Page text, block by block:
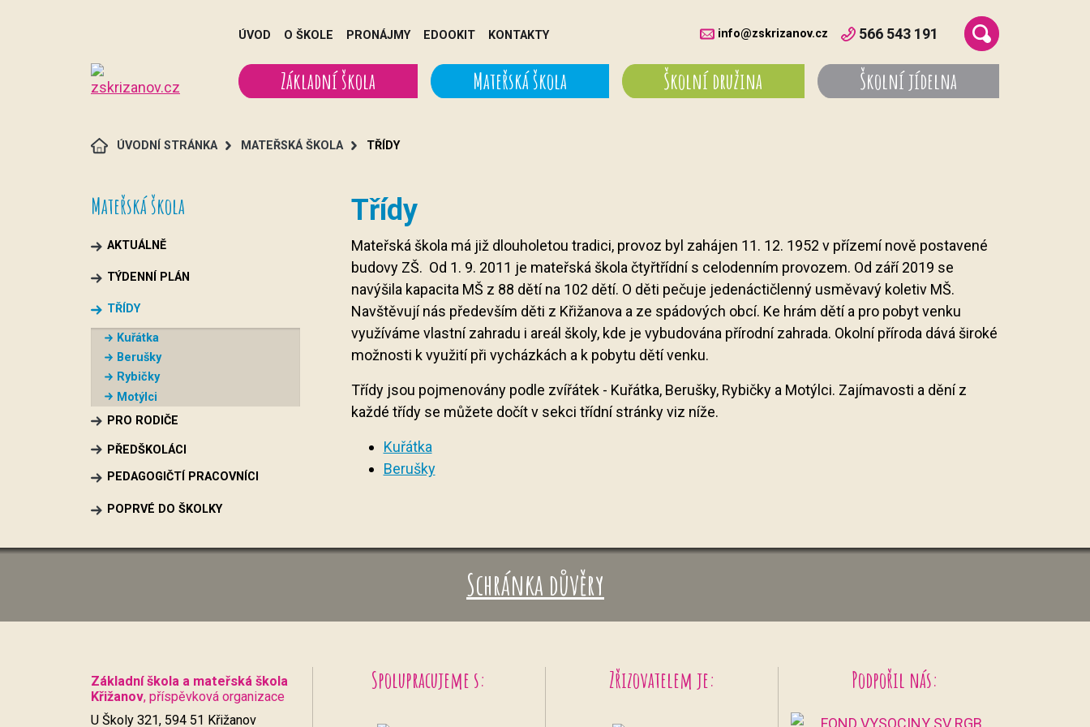
ÚVOD O ŠKOLE PRONÁJMY EDOOKIT KONTAKTY info@zskrizanov.cz 566 543 191
Základní škola Mateřská škola Školní družina Školní jídelna
ÚVODNÍ STRÁNKA MATEŘSKÁ ŠKOLA TŘÍDY
Třídy
Mateřská škola má již dlouholetou tradici, provoz byl zahájen 11. 12. 1952 v přízemí nově postavené
budovy ZŠ. Od 1. 9. 2011 je mateřská škola čtyřtřídní s celodenním provozem. Od září 2019 se
navýšila kapacita MŠ z 88 dětí na 102 dětí. O děti pečuje jedenáctičlenný usměvavý koletiv MŠ.
Navštěvují nás především děti z Křižanova a ze spádových obcí. Ke hrám dětí a pro pobyt venku
využíváme vlastní zahradu i areál školy, kde je vybudována přírodní zahrada. Okolní příroda dává široké
možnosti k využití při vycházkách a k pobytu dětí venku.
Třídy jsou pojmenovány podle zvířátek - Kuřátka, Berušky, Rybičky a Motýlci. Zajímavosti a dění z
každé třídy se můžete dočít v sekci třídní stránky viz níže.
Kuřátka
Berušky
Mateřská škola
AKTUÁLNĚ
TÝDENNÍ PLÁN
TŘÍDY
Kuřátka
Berušky
Rybičky
Motýlci
PRO RODIČE
PŘEDŠKOLÁCI
PEDAGOGIČTÍ PRACOVNÍCI
POPRVÉ DO ŠKOLKY
Schránka důvěry
Základní škola a mateřská škola
Křižanov, příspěvková organizace
U Školy 321, 594 51 Křižanov
Spolupracujeme s: Zřizovatelem je: Podpořil nás: